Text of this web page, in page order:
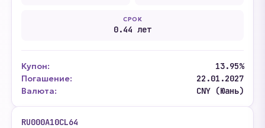
СРОК
0.44 лет
Купон:
13.95%
Погашение:
22.01.2027
Валюта:
CNY (Юань)
RU000A10CL64